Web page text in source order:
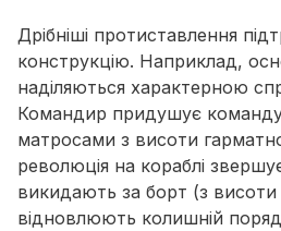
Дрібніші протиставлення
конструкцію. Наприклад,
наділяються характерною
Командир придушує
матросами з висоти
революція на кораблі
викидають за борт (з висоти
відновлюють колишній